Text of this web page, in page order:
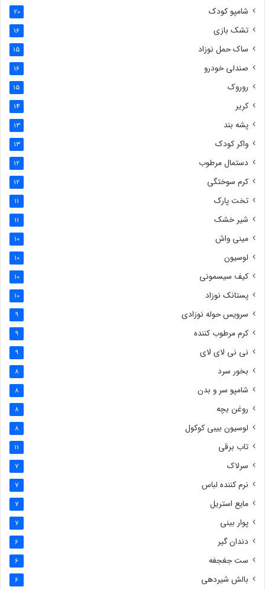
شامپو کودک 20
تشک بازی 16
ساک حمل نوزاد 15
صندلی خودرو 16
روروک 15
کریر 14
پشه بند 13
واکر کودک 13
دستمال مرطوب 12
کرم سوختگی 12
تخت پارک 11
شیر خشک 11
مینی واش 10
لوسیون 10
کیف سیسمونی 10
پستانک نوزاد 10
سرویس حوله نوزادی 9
کرم مرطوب کننده 9
نی نی لای لای 9
بخور سرد 8
شامپو سر و بدن 8
روغن بچه 8
لوسیون بیبی کوکول 8
تاب برقی 11
سرلاک 7
نرم کننده لباس 7
مایع استریل 7
پوار بینی 7
دندان گیر 6
ست جغجغه 6
بالش شیردهی 6